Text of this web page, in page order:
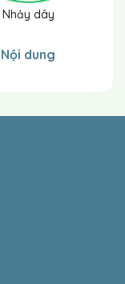
Nhảy dây
Nội dung